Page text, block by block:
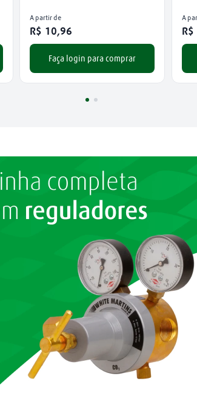
A partir de
R$ 10,96
Faça login para comprar
A
R$